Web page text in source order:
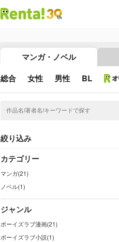
マンガ・ノベル
総合 女性 男性 BL
絞り込み
カテゴリー
マンガ(21)
ノベル(1)
ジャンル
ボーイズラブ漫画(21)
ボーイズラブ小説(1)